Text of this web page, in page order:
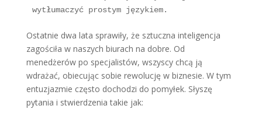
wytłumaczyć prostym językiem.
Ostatnie dwa lata sprawiły, że sztuczna inteligencja
zagościła w naszych biurach na dobre. Od
menedżerów po specjalistów, wszyscy chcą ją
wdrażać, obiecując sobie rewolucję w biznesie. W tym
entuzjazmie często dochodzi do pomyłek. Słyszę
pytania i stwierdzenia takie jak: